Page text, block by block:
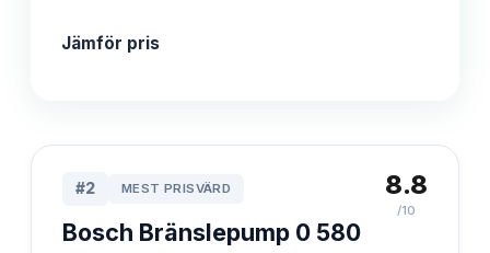
Jämför pris
#2 MEST PRISVÄRD
Bosch Bränslepump 0 580
8.8
/10